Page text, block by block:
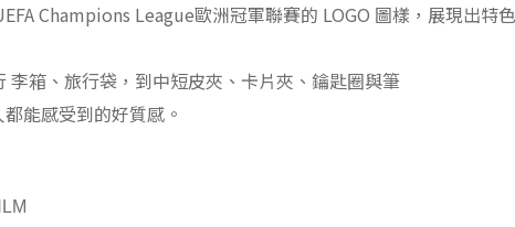
Champions League歐洲冠軍聯賽的 LOGO 圖樣，展現出特
箱、旅行袋，到中短皮夾、卡片夾、鑰匙圈與筆
能感受到的好質感。